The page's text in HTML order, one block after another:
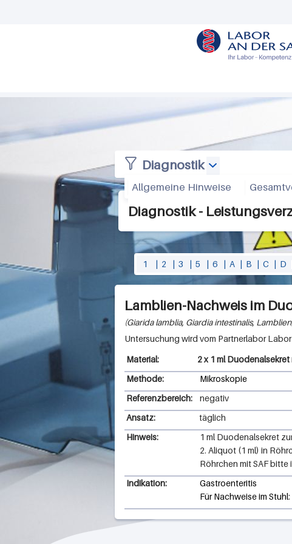
n
R
i
h
e
n
h
u
s
e
n
S
e
t
Diagnostik
Allgemeine Hinweise
Diagnostik -
1 | 2 | 3 | 5 | 6 | A | B | C | D
Lamblien-Nachweis im
Giarida lamblia, Giardia intestinalis, Lamblien
2 x 1 ml Duodenalsekret
Methode:
Mikroskopie
Referenzbereich:
negativ
Ansatz:
täglich
Hinweis:
1 ml Duodenalsekret
2. Aliquot (1 ml) in
Röhrchen mit SAF bitte
Indikation:
Gastroenteritis
Für Nachweise im